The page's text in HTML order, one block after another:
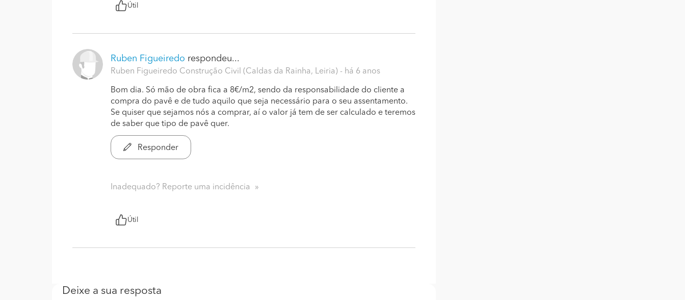
Útil
Ruben Figueiredo respondeu...
Ruben Figueiredo Construção Civil (Caldas da Rainha, Leiria) - há 6 anos
Bom dia. Só mão de obra fica a 8€/m2, sendo da responsabilidade do cliente a
compra do pavê e de tudo aquilo que seja necessário para o seu assentamento.
Se quiser que sejamos nós a comprar, aí o valor já tem de ser calculado e teremos
de saber que tipo de pavê quer.
Responder
Inadequado? Reporte uma incidência
Útil
Deixe a sua resposta